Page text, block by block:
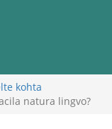
kohta
natura lingvo?